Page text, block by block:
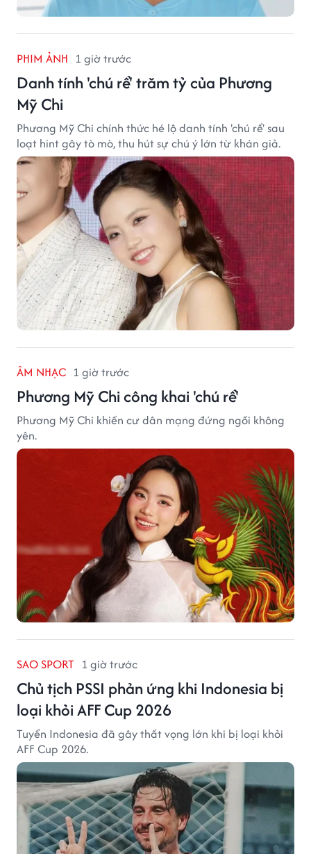
PHIM ẢNH 1 giờ trước
Danh tính 'chú rể' trăm tỷ của Phương
Mỹ Chi
Phương Mỹ Chi chính thức hé lộ danh tính 'chú rể' sau
loạt hint gây tò mò, thu hút sự chú ý lớn từ khán giả.
ÂM NHẠC 1 giờ trước
Phương Mỹ Chi công khai 'chú rể'
Phương Mỹ Chi khiến cư dân mạng đứng ngồi không
yên.
SAO SPORT 1 giờ trước
Chủ tịch PSSI phản ứng khi Indonesia bị
loại khỏi AFF Cup 2026
Tuyển Indonesia đã gây thất vọng lớn khi bị loại khỏi
AFF Cup 2026.